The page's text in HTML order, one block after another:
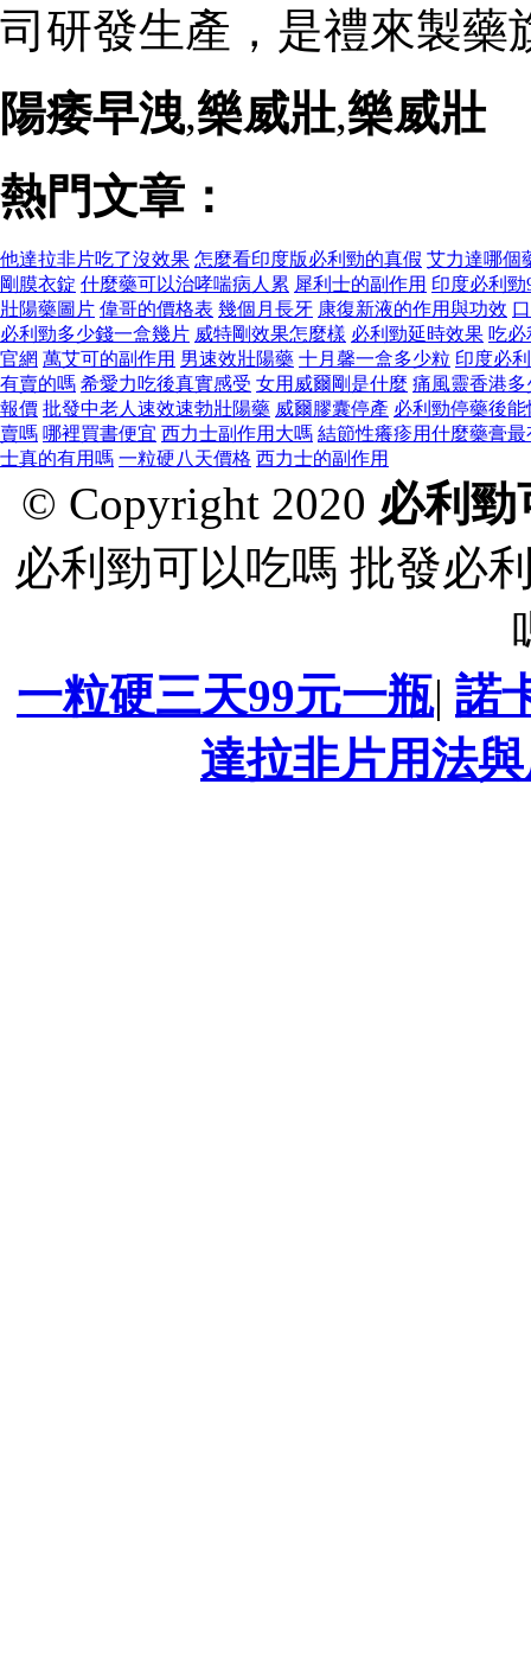
司研發生產，是禮來製藥
陽痿早洩,樂威壯,樂威壯
熱門文章：
他達拉非片吃了沒效果 怎麼看印度版必利勁的真假 艾力達哪個
剛膜衣錠 什麼藥可以治哮喘病人累 犀利士的副作用 印度必利勁
壯陽藥圖片 偉哥的價格表 幾個月長牙 康復新液的作用與功效
必利勁多少錢一盒幾片 威特剛效果怎麼樣 必利勁延時效果 吃必
官網 萬艾可的副作用 男速效壯陽藥 十月馨一盒多少粒 印度必
有賣的嗎 希愛力吃後真實感受 女用威爾剛是什麼 痛風靈香港多
報價 批發中老人速效速勃壯陽藥 威爾膠囊停產 必利勁停藥後能
賣嗎 哪裡買書便宜 西力士副作用大嗎 結節性癢疹用什麼藥膏最
士真的有用嗎 一粒硬八天價格 西力士的副作用
© Copyright 2020 必利勁
必利勁可以吃嗎 批發必
一粒硬三天99元一瓶| 諾
達拉非片用法